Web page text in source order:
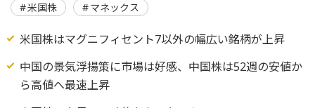
米国株 マネックス
米国株はマグニフィセント7以外の幅広い銘柄が上昇
中国の景気浮揚策に市場は好感、中国株は52週の安値か
ら高値へ最速上昇